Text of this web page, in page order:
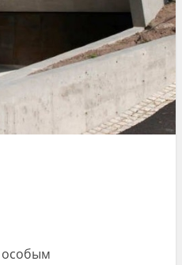
особым